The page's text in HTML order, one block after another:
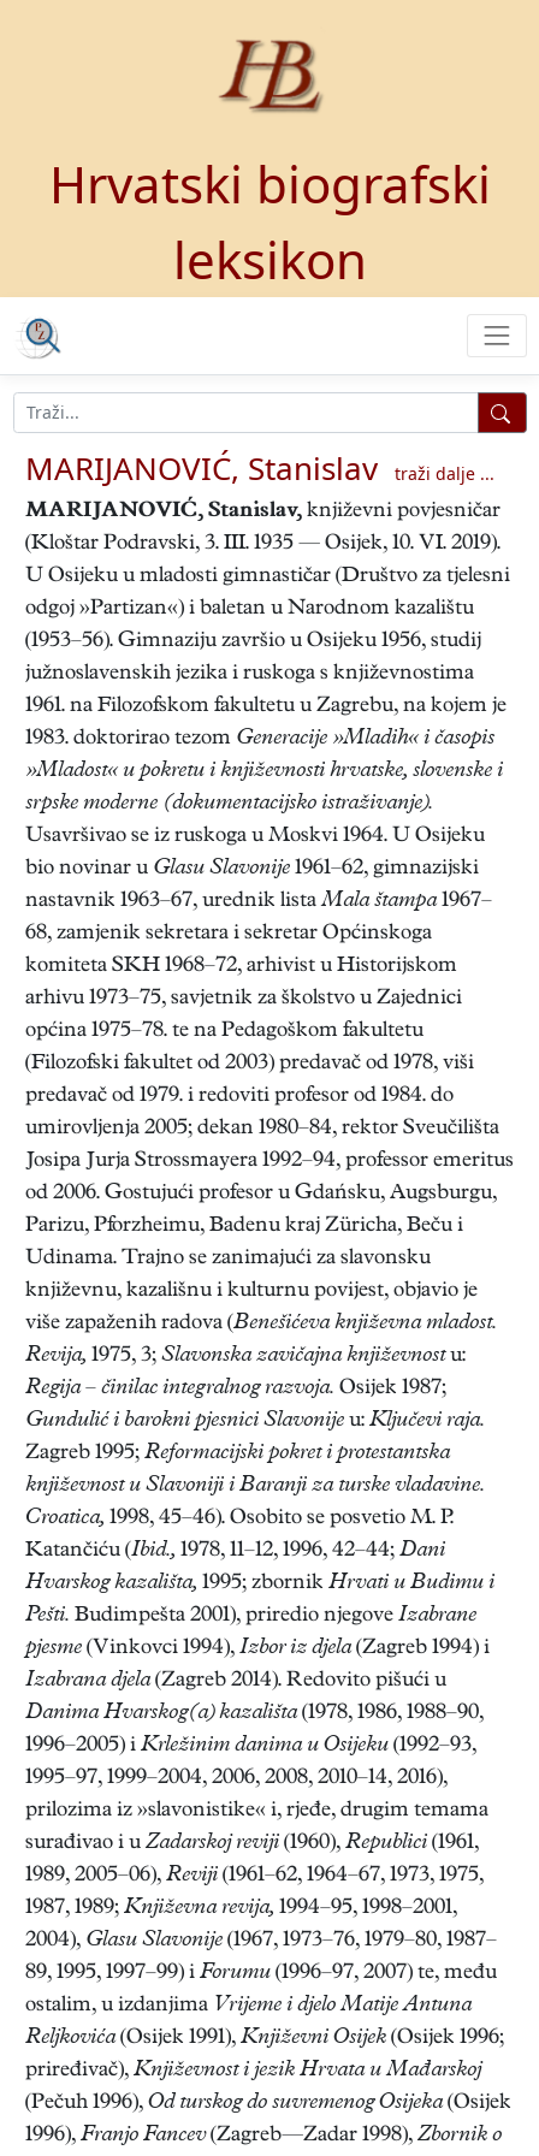
Hrvatski biografski
leksikon
MARIJANOVIĆ, Stanislav
traži dalje ...
MARIJANOVIĆ, Stanislav, književni povjesničar
(Kloštar Podravski, 3. III. 1935 — Osijek, 10. VI. 2019).
U Osijeku u mladosti gimnastičar (Društvo za tjelesni
odgoj »Partizan«) i baletan u Narodnom kazalištu
(1953–56). Gimnaziju završio u Osijeku 1956, studij
južnoslavenskih jezika i ruskoga s književnostima
1961. na Filozofskom fakultetu u Zagrebu, na kojem je
1983. doktorirao tezom Generacije »Mladih« i časopis
»Mladost« u pokretu i književnosti hrvatske, slovenske i
srpske moderne (dokumentacijsko istraživanje).
Usavršivao se iz ruskoga u Moskvi 1964. U Osijeku
bio novinar u Glasu Slavonije 1961–62, gimnazijski
nastavnik 1963–67, urednik listaMala štampa1967–
68, zamjenik sekretara i sekretar Općinskoga
komiteta SKH 1968–72, arhivist u Historijskom
arhivu 1973–75, savjetnik za školstvo u Zajednici
općina 1975–78. te na Pedagoškom fakultetu
(Filozofski fakultet od 2003) predavač od 1978, viši
predavač od 1979. i redoviti profesor od 1984. do
umirovljenja 2005; dekan 1980–84, rektor Sveučilišta
Josipa Jurja Strossmayera 1992–94, professor emeritus
od 2006. Gostujući profesor u Gdańsku, Augsburgu,
Parizu, Pforzheimu, Badenu kraj Züricha, Beču i
Udinama. Trajno se zanimajući za slavonsku
književnu, kazališnu i kulturnu povijest, objavio je
više zapaženih radova (Benešićeva književna mladost.
Revija, 1975, 3; Slavonska zavičajna književnostu:
Regija – činilac integralnog razvoja. Osijek 1987;
Gundulić i barokni pjesnici Slavonije u: Ključevi raja.
Zagreb 1995; Reformacijski pokret i protestantska
književnost u Slavoniji i Baranji za turske vladavine.
Croatica, 1998, 45–46). Osobito se posvetio M. P.
Katančiću (Ibid., 1978, 11–12, 1996, 42–44; Dani
Hvarskog kazališta, 1995; zbornik Hrvati u Budimu i
Pešti. Budimpešta 2001), priredio njegove Izabrane
pjesme (Vinkovci 1994), Izbor iz djela(Zagreb 1994) i
Izabrana djela(Zagreb 2014). Redovito pišući u
Danima Hvarskog(a) kazališta(1978, 1986, 1988–90,
1996–2005) i Krležinim danima u Osijeku (1992–93,
1995–97, 1999–2004, 2006, 2008, 2010–14, 2016),
prilozima iz »slavonistike« i, rjeđe, drugim temama
surađivao i u Zadarskoj reviji (1960), Republici (1961,
1989, 2005–06), Reviji (1961–62, 1964–67, 1973, 1975,
1987, 1989; Književna revija, 1994–95, 1998–2001,
2004), Glasu Slavonije (1967, 1973–76, 1979–80, 1987–
89, 1995, 1997–99) i Forumu (1996–97, 2007) te, među
ostalim, u izdanjima Vrijeme i djelo Matije Antuna
Reljkovića(Osijek 1991), Književni Osijek (Osijek 1996;
priređivač), Književnost i jezik Hrvata u Mađarskoj
(Pečuh 1996), Od turskog do suvremenog Osijeka(Osijek
1996), Franjo Fancev(Zagreb—Zadar 1998), Zbornik o